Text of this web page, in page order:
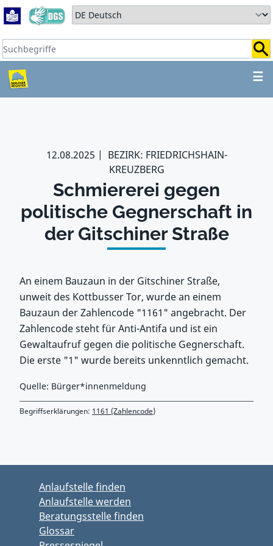
Zum Hauptbereich springen
Zum Hauptmenü springen
Sprache auswählen:
Suchbegriffe:
☰
ZUM HAUPTBEREICH
12.08.2025
BEZIRK: FRIEDRICHSHAIN-
KREUZBERG
Schmiererei gegen
politische Gegnerschaft in
der Gitschiner Straße
An einem Bauzaun in der Gitschiner Straße,
unweit des Kottbusser Tor, wurde an einem
Bauzaun der Zahlencode "1161" angebracht. Der
Zahlencode steht für Anti-Antifa und ist ein
Gewaltaufruf gegen die politische Gegnerschaft.
Die erste "1" wurde bereits unkenntlich gemacht.
Quelle: Bürger*innenmeldung
Begriffserklärungen: 1161 (Zahlencode)
Anlaufstelle finden
Anlaufstelle werden
Beratungsstelle finden
Glossar